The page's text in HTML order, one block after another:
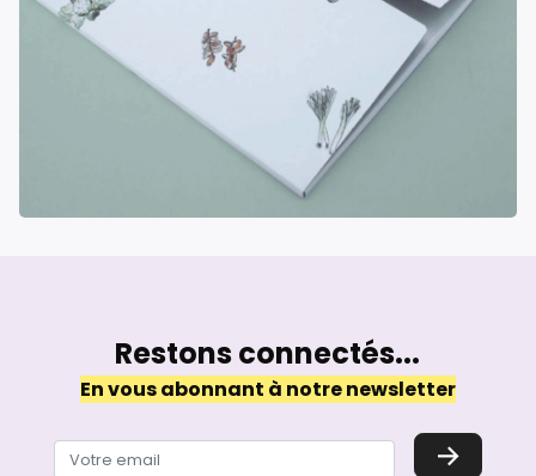
Restons connectés...
En vous abonnant à notre newsletter
→